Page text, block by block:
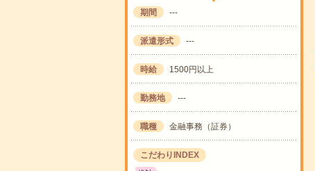
期間 ---
派遣形式 ---
時給 1500円以上
勤務地 ---
職種 金融事務（証券）
こだわりINDEX